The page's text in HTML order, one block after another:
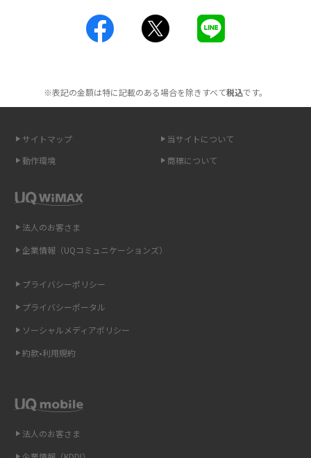
工事不要！置くだけWi-Fiの特徴は？メリット・デメリットや選び方を解説
無制限で利用できるポケット型Wi-Fiは？選び方や通信費を抑える方法も紹
ポケット型Wi-Fi（モバイルWi-Fi）とは？おススメする方の特徴や選び方を
即日受け取りできるポケット型Wi-Fiはある？すぐに使うための方法や注意
ONU（光回線終端装置）とは？モデム・ルーター・ホームゲートウェイと
ギガバイト（GB）とは？1GBの目安やギガが足りない時の対処法を紹介
Wi-Fi 6とは？Wi-Fi 5との違いやメリットと注意点、規格の種類も解説
Wi-Fiを自宅に設置する方法は？必要なことやポイントも紹介
光ファイバーとは？仕組みやメリット・デメリットを初心者向けにわかり
やすく解説
※表記の金額は特に記載のある場合を除きすべて税込です。
サイトマップ
当サイトについて
動作環境
商標について
法人のお客さま
法人のお客さま
企業情報（UQコミュニケーションズ）
プライバシーポリシー
プライバシーポータル
ソーシャルメディアポリシー
約款•利用規約